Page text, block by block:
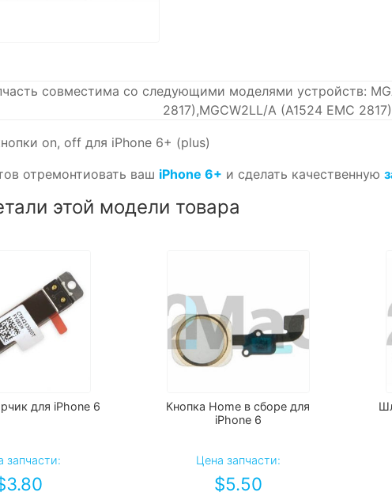
совместима со следующими моделями устройств:
2817),MGCW2LL/A (A1524 EMC
on, off для iPhone 6+ (plus)
отремонтиовать ваш iPhone 6+ и сделать качественную
этой модели товара
для iPhone 6
запчасти:
3.80
Кнопка Home в сборе для
iPhone 6
Цена запчасти:
$5.50